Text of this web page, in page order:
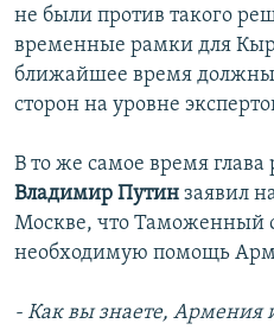
не были против такого
временные рамки для
ближайшее время должны
сторон на уровне
В то же самое время глава
Владимир Путин заявил
Москве, что Таможенный
необходимую помощь
- Как вы знаете, Армения